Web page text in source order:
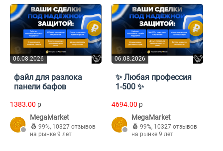
06.08.2026
файл для разлока
панели бафов
1383.00 p
MegaMarket
99%, 10327 отзывов
на рынке 9 лет
06.08.2026
✨ Любая профессия
1-500 ✨
4694.00 p
MegaMarket
99%, 10327 отзывов
на рынке 9 лет